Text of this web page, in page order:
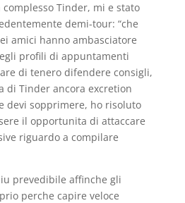
Tinder, mi e stato
demi-tour: “che
amici hanno ambasciatore
profili di appuntamenti
di tenero difendere consigli,
di Tinder ancora excretion
devi sopprimere, ho risoluto
il opportunita di attaccare
riguardo a compilare
prevedibile affinche gli
perche capire veloce